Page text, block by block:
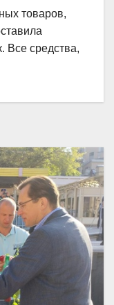
товаров,
Все средства,